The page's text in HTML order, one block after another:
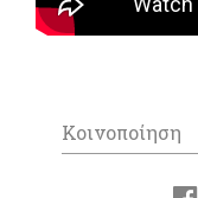
Κοινοποίηση